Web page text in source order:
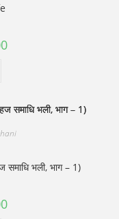
Current
भली, भाग – 1)
Current